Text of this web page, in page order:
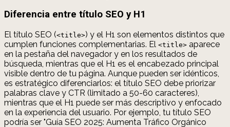
Diferencia entre título SEO y H1
El título SEO (<title>) y el H1 son elementos distintos que
cumplen funciones complementarias. El <title> aparece
en la pestaña del navegador y en los resultados de
búsqueda, mientras que el H1 es el encabezado principal
visible dentro de tu página. Aunque pueden ser idénticos,
es estratégico diferenciarlos: el título SEO debe priorizar
palabras clave y CTR (limitado a 50-60 caracteres),
mientras que el H1 puede ser más descriptivo y enfocado
en la experiencia del usuario. Por ejemplo, tu título SEO
podría ser "Guía SEO 2025: Aumenta Tráfico Orgánico